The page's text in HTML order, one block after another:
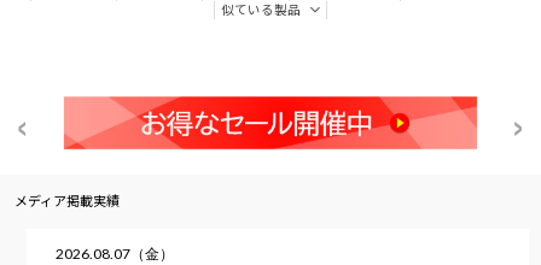
似ている製品
メディア掲載実績
2026.08.07（金）